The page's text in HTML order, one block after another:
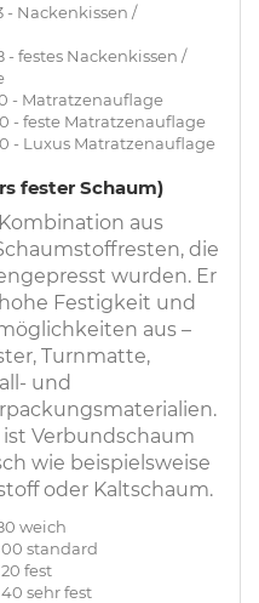
- Nackenkissen /
- festes Nackenkissen /
- Matratzenauflage
- feste Matratzenauflage
- Luxus Matratzenauflage
fester Schaum)
aus
die
wurden. Er
Festigkeit und
aus –
Turnmatte,
und
Verbundschaum
wie beispielsweise
oder Kaltschaum.
weich
standard
fest
sehr fest